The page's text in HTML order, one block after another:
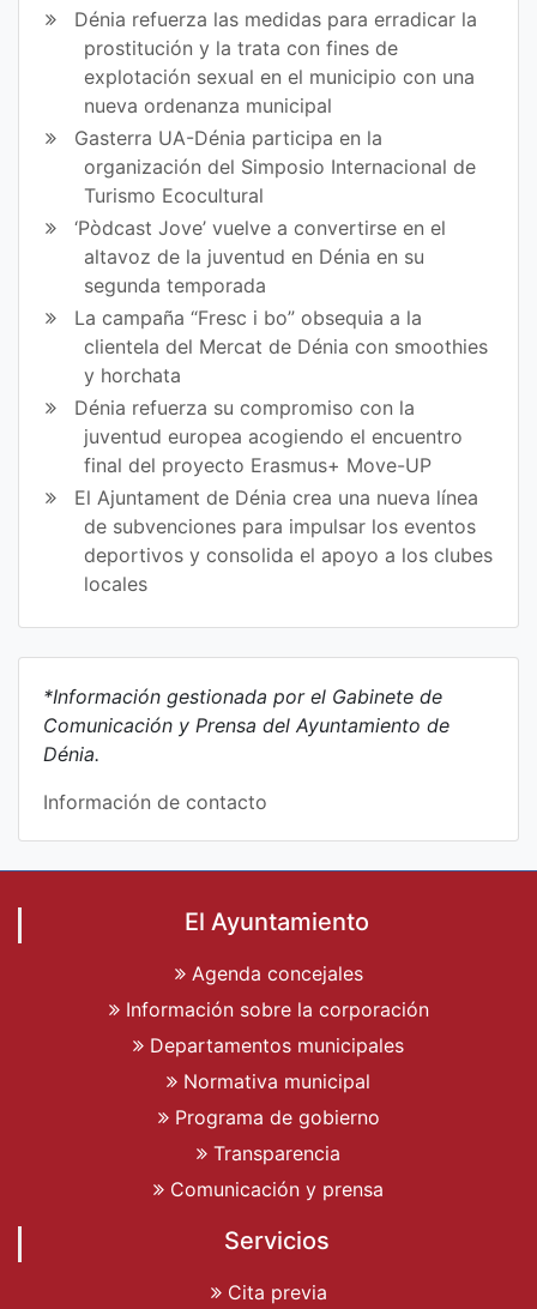
Dénia refuerza las medidas para erradicar la
prostitución y la trata con fines de
explotación sexual en el municipio con una
nueva ordenanza municipal
Gasterra UA-Dénia participa en la
organización del Simposio Internacional de
Turismo Ecocultural
‘Pòdcast Jove’ vuelve a convertirse en el
altavoz de la juventud en Dénia en su
segunda temporada
La campaña “Fresc i bo” obsequia a la
clientela del Mercat de Dénia con smoothies
y horchata
Dénia refuerza su compromiso con la
juventud europea acogiendo el encuentro
final del proyecto Erasmus+ Move-UP
El Ajuntament de Dénia crea una nueva línea
de subvenciones para impulsar los eventos
deportivos y consolida el apoyo a los clubes
locales
*Información gestionada por el Gabinete de
Comunicación y Prensa del Ayuntamiento de
Dénia.
Información de contacto
El Ayuntamiento
Agenda concejales
Información sobre la corporación
Departamentos municipales
Normativa municipal
Programa de gobierno
Transparencia
Comunicación y prensa
Servicios
Cita previa